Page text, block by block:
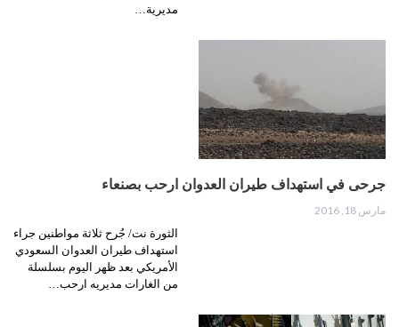
مديرية…
جرحى في استهداف طيران العدوان ارحب بصنعاء
مارس 18, 2016
الثورة نت/ جُرح ثلاثة مواطنين جراء
استهداف طيران العدوان السعودي
الأمريكي بعد ظهر اليوم بسلسلة
من الغارات مديريه ارحب…